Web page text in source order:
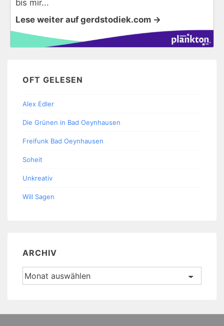
bis mir...
Lese weiter auf gerdstodiek.com →
OFT GELESEN
Alex Edler
Die Grünen in Bad Oeynhausen
Freifunk Bad Oeynhausen
Soheit
Unkreativ
Will Sagen
ARCHIV
Archiv